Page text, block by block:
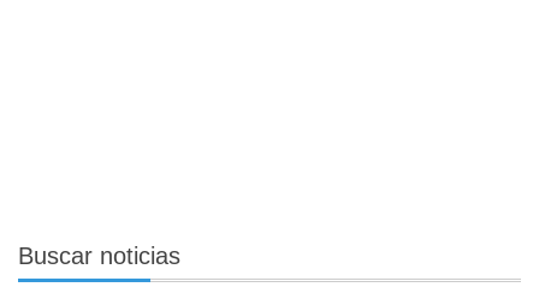
Buscar noticias